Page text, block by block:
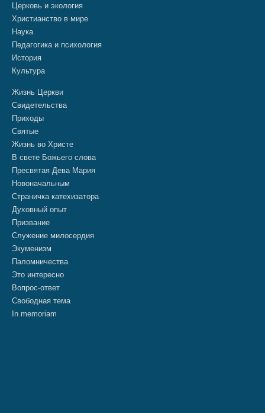
Церковь и экология
Христианство в мире
Наука
Педагогика и психология
История
Культура
Жизнь Церкви
Свидетельства
Приходы
Святые
Жизнь во Христе
В свете Божьего слова
Пресвятая Дева Мария
Новоначальным
Страничка катехизатора
Духовный опыт
Призвание
Служение милосердия
Экуменизм
Паломничества
Это интересно
Вопрос-ответ
Свободная тема
In memoriam